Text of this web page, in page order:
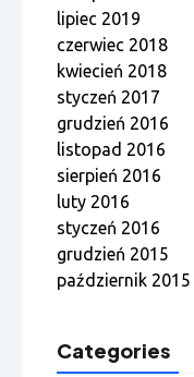
lipiec 2019
czerwiec 2018
kwiecień 2018
styczeń 2017
grudzień 2016
listopad 2016
sierpień 2016
luty 2016
styczeń 2016
grudzień 2015
październik 2015
Categories